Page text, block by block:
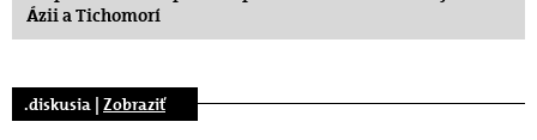
Ázii a Tichomorí
.diskusia | Zobraziť